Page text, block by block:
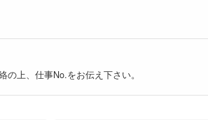
上、仕事No.をお伝え下さい。